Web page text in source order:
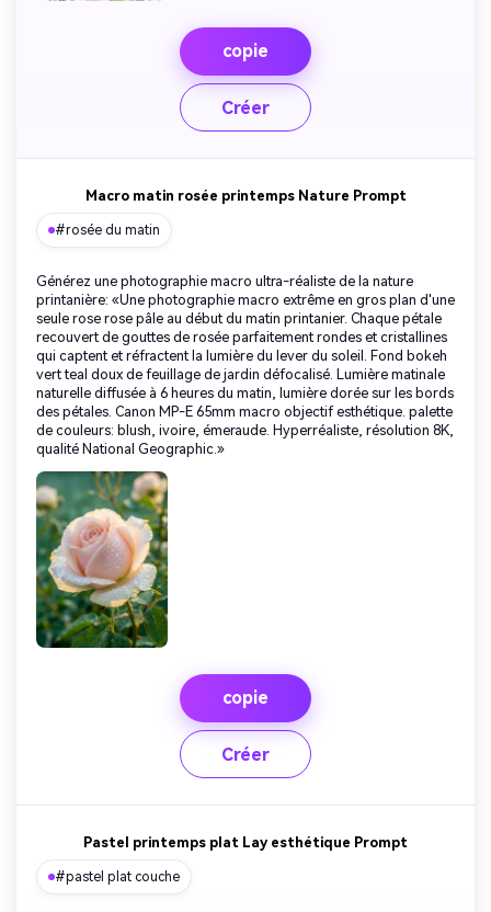
copie
Créer
Macro matin rosée printemps Nature Prompt
#rosée du matin
Générez une photographie macro ultra-réaliste de la nature
printanière: «Une photographie macro extrême en gros plan d'une
seule rose rose pâle au début du matin printanier. Chaque pétale
recouvert de gouttes de rosée parfaitement rondes et cristallines
qui captent et réfractent la lumière du lever du soleil. Fond bokeh
vert teal doux de feuillage de jardin défocalisé. Lumière matinale
naturelle diffusée à 6 heures du matin, lumière dorée sur les bords
des pétales. Canon MP-E 65mm macro objectif esthétique. palette
de couleurs: blush, ivoire, émeraude. Hyperréaliste, résolution 8K,
qualité National Geographic.»
copie
Créer
Pastel printemps plat Lay esthétique Prompt
#pastel plat couche